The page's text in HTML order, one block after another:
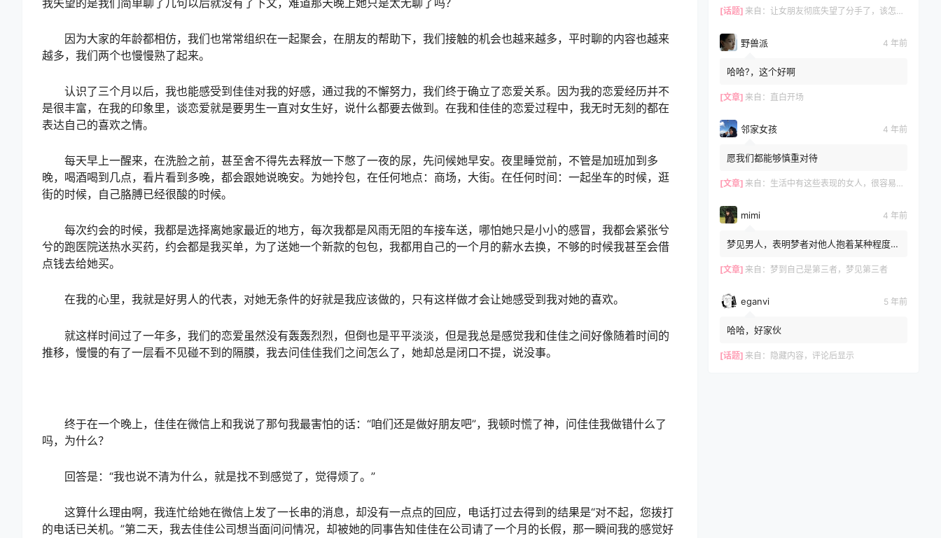
因为大家的年龄都相仿，我们也常常组织在一起聚会，在朋友的帮助下，我们接触的机会也越来越多，平时聊的内容也越来
越多，我们两个也慢慢熟了起来。
认识了三个月以后，我也能感受到佳佳对我的好感，通过我的不懈努力，我们终于确立了恋爱关系。因为我的恋爱经历并不
是很丰富，在我的印象里，谈恋爱就是要男生一直对女生好，说什么都要去做到。在我和佳佳的恋爱过程中，我无时无刻的都在
表达自己的喜欢之情。
每天早上一醒来，在洗脸之前，甚至舍不得先去释放一下憋了一夜的尿，先问候她早安。夜里睡觉前，不管是加班加到多
晚，喝酒喝到几点，看片看到多晚，都会跟她说晚安。为她拎包，在任何地点：商场，大街。在任何时间：一起坐车的时候，逛
街的时候，自己胳膊已经很酸的时候。
每次约会的时候，我都是选择离她家最近的地方，每次我都是风雨无阻的车接车送，哪怕她只是小小的感冒，我都会紧张兮
兮的跑医院送热水买药，约会都是我买单，为了送她一个新款的包包，我都用自己的一个月的薪水去换，不够的时候我甚至会借
点钱去给她买。
在我的心里，我就是好男人的代表，对她无条件的好就是我应该做的，只有这样做才会让她感受到我对她的喜欢。
就这样时间过了一年多，我们的恋爱虽然没有轰轰烈烈，但倒也是平平淡淡，但是我总是感觉我和佳佳之间好像随着时间的
推移，慢慢的有了一层看不见碰不到的隔膜，我去问佳佳我们之间怎么了，她却总是闭口不提，说没事。
终于在一个晚上，佳佳在微信上和我说了那句我最害怕的话：“咱们还是做好朋友吧”，我顿时慌了神，问佳佳我做错什么了
吗，为什么？
回答是：“我也说不清为什么，就是找不到感觉了，觉得烦了。”
这算什么理由啊，我连忙给她在微信上发了一长串的消息，却没有一点点的回应，电话打过去得到的结果是“对不起，您拨打
的电话已关机。”第二天，我去佳佳公司想当面问问情况，却被她的同事告知佳佳在公司请了一个月的长假，那一瞬间我的感觉好
望的过程。 ?女生嘴上说...
[话题] 来自： 让女朋友彻底失望了分手了，该怎么挽回？
野兽派 4 年前
哈哈?，这个好啊
[文章] 来自： 直白开场
邻家女孩 4 年前
愿我们都能够慎重对待
[文章] 来自： 生活中有这些表现的女人，很容易和别人发生关系，再漂亮也别娶
mimi 4 年前
梦见男人，表明梦者对他人抱着某种程度的
[文章] 来自： 梦到自己是第三者，梦见第三者
eganvi 5 年前
哈哈，好家伙
[话题] 来自： 隐藏内容，评论后显示